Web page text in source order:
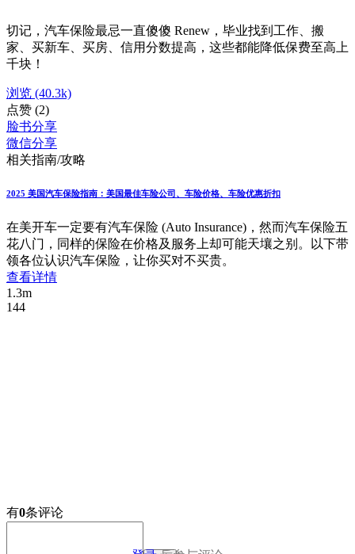
切记，汽车保险最忌一直傻傻 Renew，毕业找到工作、搬
家、买新车、买房、信用分数提高，这些都能降低保费至高上
千块！
浏览 (40.3k)
点赞 (2)
脸书分享
微信分享
相关指南/攻略
2025 美国汽车保险指南：美国最佳车险公司、车险价格、车险优惠折扣
在美开车一定要有汽车保险 (Auto Insurance)，然而汽车保险五
花八门，同样的保险在价格及服务上却可能天壤之别。以下带
领各位认识汽车保险，让你买对不买贵。
查看详情
1.3m
144
有0条评论